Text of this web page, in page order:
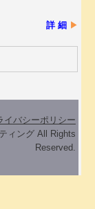
詳 細 ▶
イバシーポリシー
ィング All Rights
Reserved.